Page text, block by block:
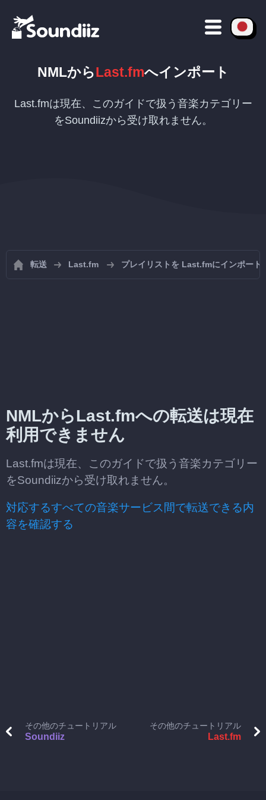
NMLからLast.fmへインポート
Last.fmは現在、このガイドで扱う音楽カテゴリー
をSoundiizから受け取れません。
転送 Last.fm プレイリストを Last.fmにインポート
NMLからLast.fmへの転送は現在
利用できません
Last.fmは現在、このガイドで扱う音楽カテゴリー
をSoundiizから受け取れません。
対応するすべての音楽サービス間で転送できる内
容を確認する
その他のチュートリアル
Soundiiz
その他のチュートリアル
Last.fm